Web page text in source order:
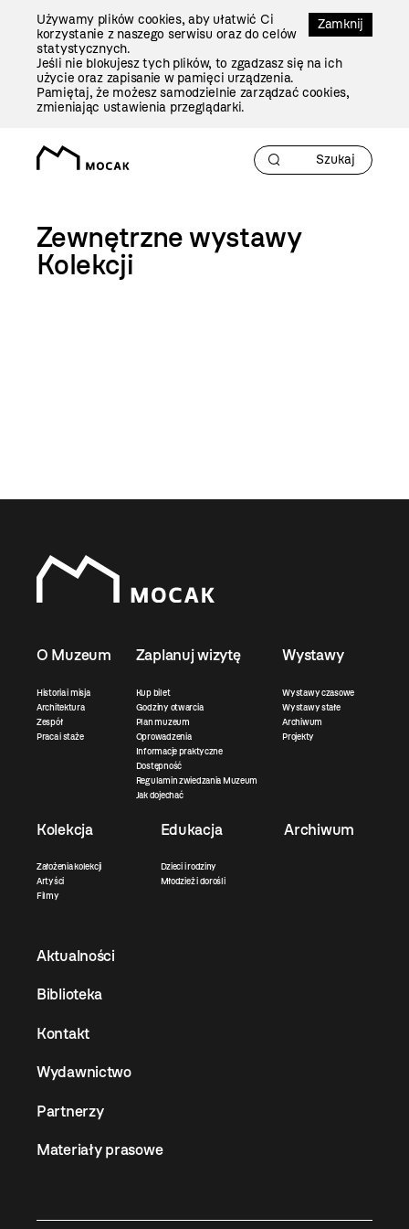
Zamknij
Używamy plików cookies, aby ułatwić Ci
korzystanie z naszego serwisu oraz do celów
statystycznych.
Jeśli nie blokujesz tych plików, to zgadzasz się na ich
użycie oraz zapisanie w pamięci urządzenia.
Pamiętaj, że możesz samodzielnie zarządzać cookies,
zmieniając ustawienia przeglądarki.
Zewnętrzne wystawy
Kolekcji
O Muzeum
Historia i misja
Architektura
Zespół
Praca i staże
Zaplanuj wizytę
Kup bilet
Godziny otwarcia
Plan muzeum
Oprowadzenia
Informacje praktyczne
Dostępność
Regulamin zwiedzania Muzeum
Jak dojechać
Wystawy
Wystawy czasowe
Wystawy stałe
Archiwum
Projekty
Kolekcja
Założenia kolekcji
Artyści
Filmy
Edukacja
Dzieci i rodziny
Młodzież i dorośli
Archiwum
Aktualności
Biblioteka
Kontakt
Wydawnictwo
Partnerzy
Materiały prasowe